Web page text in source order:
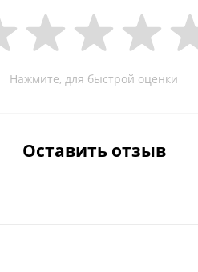
Нажмите, для быстрой оценки
Оставить отзыв